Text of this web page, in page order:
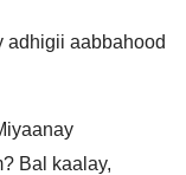
adhigii aabbahood
Bal kaalay,